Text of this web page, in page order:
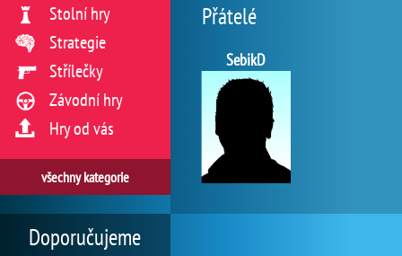
Přátelé
SebikD
Stolní hry
Strategie
Střílečky
Závodní hry
Hry od vás
všechny kategorie
Doporučujeme